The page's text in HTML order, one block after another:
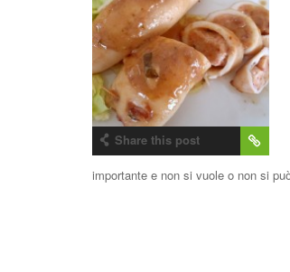
Share this post
importante e non si vuole o non si